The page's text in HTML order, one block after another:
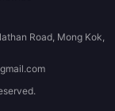
Road, Mong Kok,